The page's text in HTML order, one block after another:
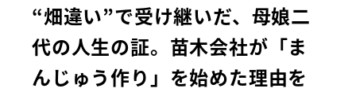
“畑違い”で受け継いだ、母娘二
代の人生の証。苗木会社が「ま
んじゅう作り」を始めた理由を